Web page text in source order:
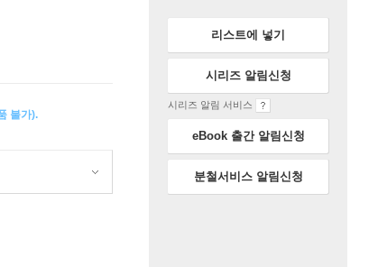
불가).
리스트에 넣기
시리즈 알림신청
시리즈 알림 서비스
eBook 출간 알림신청
분철서비스 알림신청